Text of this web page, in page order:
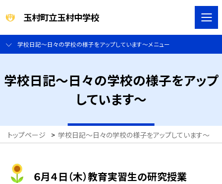
玉村町立玉村中学校
学校日記～日々の学校の様子をアップしています～メニュー
学校日記～日々の学校の様子をアップ
しています～
トップページ > 学校日記～日々の学校の様子をアップしています～
６月４日（木）教育実習生の研究授業